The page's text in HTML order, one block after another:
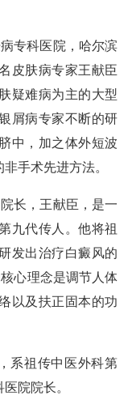
专科医院，哈尔滨
皮肤病专家王献臣
疑难病为主的大型
屑病专家不断的研
中，加之体外短波
手术先进方法。
长，王献臣，是一
九代传人。他将祖
发出治疗白癜风的
心理念是调节人体
以及扶正固本的功
系祖传中医外科第
院院长。